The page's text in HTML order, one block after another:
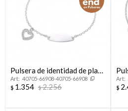
Pulsera de identidad de plata
925 con dije.
40705-66908-40705-66908
$ 1.354 $2.256 $